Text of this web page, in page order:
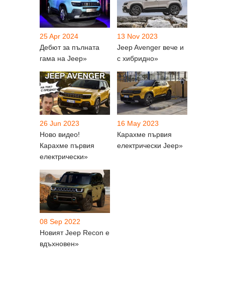
25 Apr 2024
Дебют за пълната
гама на Jeep»
13 Nov 2023
Jeep Avenger вече и
с хибридно»
26 Jun 2023
Ново видео!
Карахме първия
електрически»
16 May 2023
Карахме първия
електрически Jeep»
08 Sep 2022
Новият Jeep Recon е
вдъхновен»